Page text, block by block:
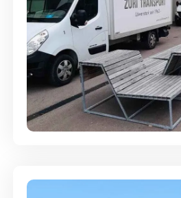
Umzugsreinigung - mit
Abgabegarantie